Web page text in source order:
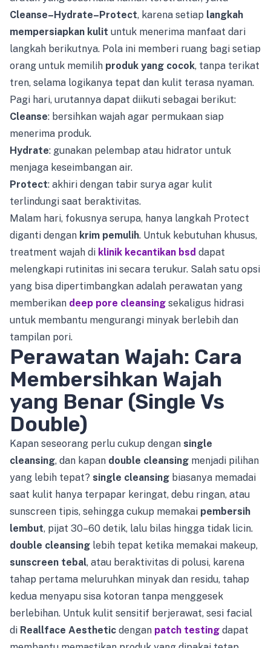
Cleanse–Hydrate–Protect, karena setiap langkah
mempersiapkan kulit untuk menerima manfaat dari
langkah berikutnya. Pola ini memberi ruang bagi setiap
orang untuk memilih produk yang cocok, tanpa terikat
tren, selama logikanya tepat dan kulit terasa nyaman.
Pagi hari, urutannya dapat diikuti sebagai berikut:
Cleanse: bersihkan wajah agar permukaan siap
menerima produk.
Hydrate: gunakan pelembap atau hidrator untuk
menjaga keseimbangan air.
Protect: akhiri dengan tabir surya agar kulit
terlindungi saat beraktivitas.
Malam hari, fokusnya serupa, hanya langkah Protect
diganti dengan krim pemulih. Untuk kebutuhan khusus,
treatment wajah di klinik kecantikan bsd dapat
melengkapi rutinitas ini secara terukur. Salah satu opsi
yang bisa dipertimbangkan adalah perawatan yang
memberikan deep pore cleansing sekaligus hidrasi
untuk membantu mengurangi minyak berlebih dan
tampilan pori.
Perawatan Wajah: Cara
Membersihkan Wajah
yang Benar (Single Vs
Double)
Kapan seseorang perlu cukup dengan single
cleansing, dan kapan double cleansing menjadi pilihan
yang lebih tepat? single cleansing biasanya memadai
saat kulit hanya terpapar keringat, debu ringan, atau
sunscreen tipis, sehingga cukup memakai pembersih
lembut, pijat 30–60 detik, lalu bilas hingga tidak licin.
double cleansing lebih tepat ketika memakai makeup,
sunscreen tebal, atau beraktivitas di polusi, karena
tahap pertama meluruhkan minyak dan residu, tahap
kedua menyapu sisa kotoran tanpa menggesek
berlebihan. Untuk kulit sensitif berjerawat, sesi facial
di Reallface Aesthetic dengan patch testing dapat